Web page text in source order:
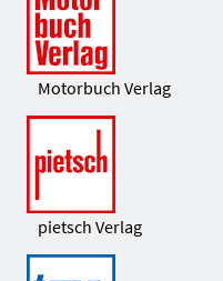
Motorbuch Verlag
pietsch Verlag